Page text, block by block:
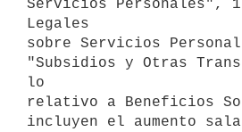
Servicios Personales", 1
Legales
sobre Servicios
"Subsidios y Otras
lo
relativo a Beneficios
incluyen el aumento